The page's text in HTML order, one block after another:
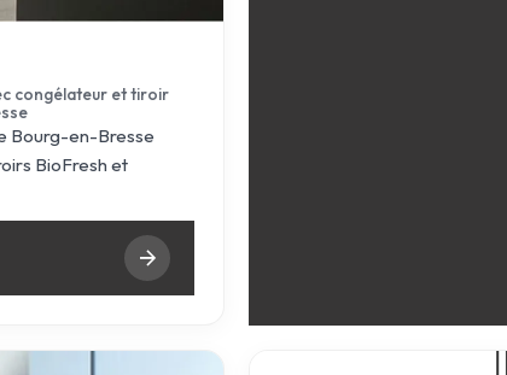
congélateur et tiroir
Bourg-en-Bresse
BioFresh et